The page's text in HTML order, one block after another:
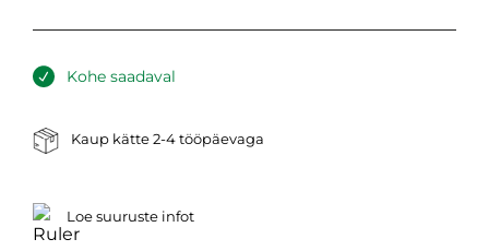
Kohe saadaval
Kaup kätte 2-4 tööpäevaga
Loe suuruste infot